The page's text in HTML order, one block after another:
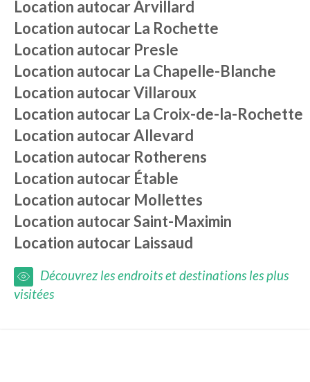
Location autocarArvillard
Location autocar La Rochette
Location autocar Presle
Location autocar La Chapelle-Blanche
Location autocarVillaroux
Location autocar La Croix-de-la-Rochette
Location autocarAllevard
Location autocar Rotherens
Location autocar Étable
Location autocar Mollettes
Location autocarSaint-Maximin
Location autocar Laissaud
Découvrez les endroits et destinations les plus
visitées